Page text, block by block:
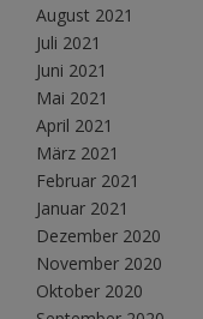
August 2021
Juli 2021
Juni 2021
Mai 2021
April 2021
März 2021
Februar 2021
Januar 2021
Dezember 2020
November 2020
Oktober 2020